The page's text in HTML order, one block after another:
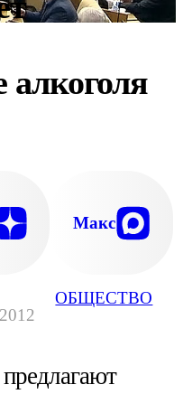
ОБЩЕСТВО
алкоголя
Макс